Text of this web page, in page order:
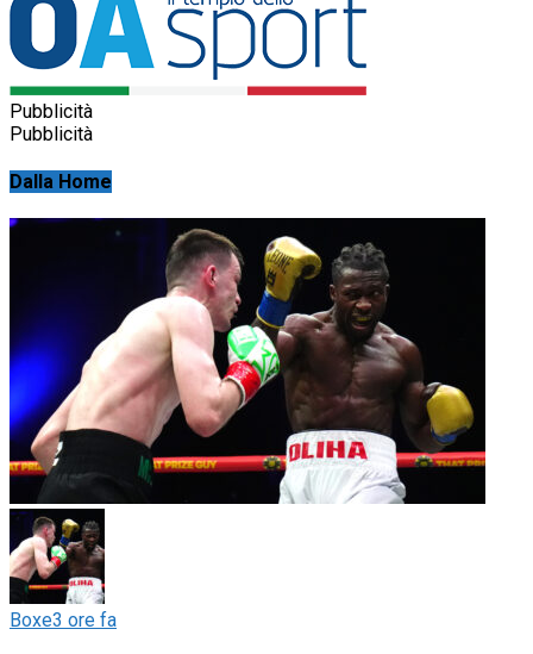
Pubblicità
Pubblicità
Dalla Home
Boxe3 ore fa